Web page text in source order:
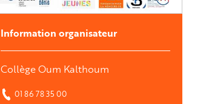
Information organisateur
Collège Oum Kalthoum
01 86 78 35 00